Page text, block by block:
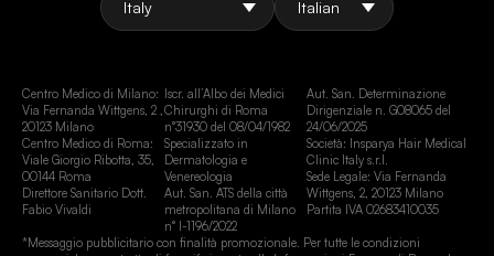
Centro Medico di Milano:
Via Fernanda Wittgens, 2 ,
20123 Milano
Centro Medico di Roma:
Viale Giorgio Ribotta, 35,
00144 Roma
Direttore Sanitario Dott.
Fabio Vivaldi
Iscr. all’Albo dei Medici
Chirurghi di Roma
n°31930 del 08/04/1982
Specializzato in
Dermatologia e
Venereologia
Aut. San. ATS della città
metropolitana di Milano
n° I-1196/2022
Aut. San. Determinazione
Dirigenziale n. G08065 del
24/06/2025
Società: Insparya Hair Medical
Clinic Italy s.r.l.
Sede Legale: Via Fernanda
Wittgens, 2, 20123 Milano
Partita IVA 02683410035
*Messaggio pubblicitario con finalità promozionale. Per tutte le condizioni